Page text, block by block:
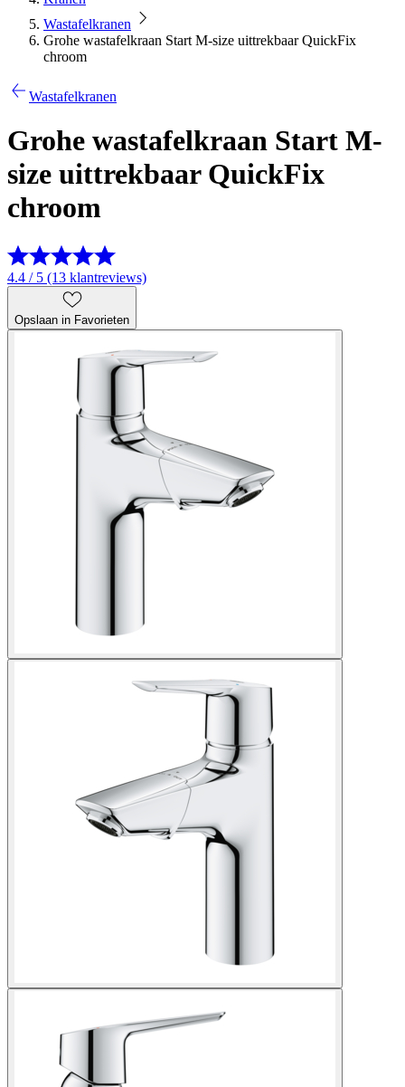
Wastafelkranen
Grohe wastafelkraan Start M-size uittrekbaar QuickFix
chroom
Wastafelkranen
Grohe wastafelkraan Start M-
size uittrekbaar QuickFix
chroom
4.4 / 5 (13 klantreviews)
Opslaan in Favorieten